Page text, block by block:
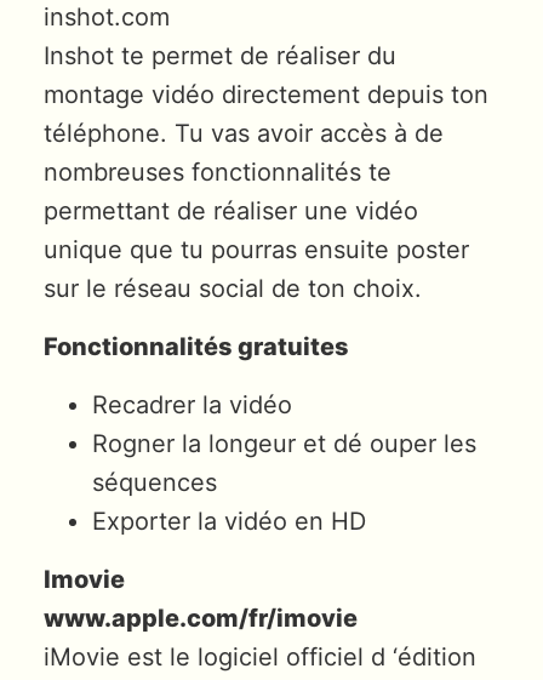
inshot.com
Inshot te permet de réaliser du
montage vidéo directement depuis ton
téléphone. Tu vas avoir accès à de
nombreuses fonctionnalités te
permettant de réaliser une vidéo
unique que tu pourras ensuite poster
sur le réseau social de ton choix.
Fonctionnalités gratuites
Recadrer la vidéo
Rogner la longeur et dé ouper les
séquences
Exporter la vidéo en HD
Imovie
www.apple.com/fr/imovie
iMovie est le logiciel officiel d ‘édition